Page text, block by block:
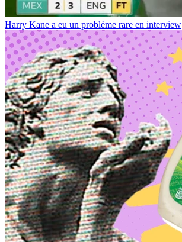
Harry Kane a eu un problème rare en interview